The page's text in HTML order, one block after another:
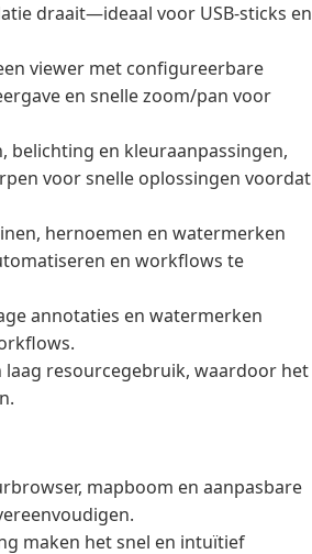
draait—ideaal voor USB-sticks en
viewer met configureerbare
en snelle zoom/pan voor
belichting en kleuraanpassingen,
voor snelle oplossingen voordat
hernoemen en watermerken
en workflows te
annotaties en watermerken
resourcegebruik, waardoor het
mapboom en aanpasbare
maken het snel en intuïtief